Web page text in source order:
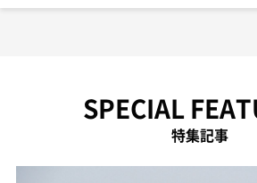
SPECIAL
特集記事